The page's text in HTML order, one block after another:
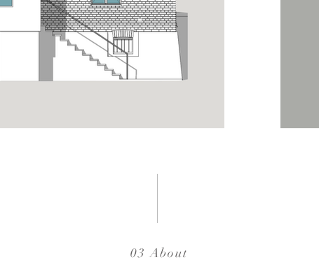
03 About